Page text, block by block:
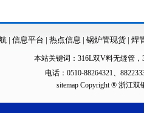
| 信息平台 | 热点信息 | 锅炉管现货 | 焊
本站关键词： 316L双V料无缝管 ，
电话：0510-88264321、
sitemapCopyright ® 浙江双